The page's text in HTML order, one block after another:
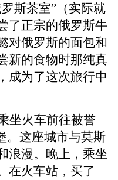
罗斯茶室” （实际就
了正宗的俄罗斯牛
对俄罗斯的面包和
新的食物时那纯真
，成为了这次旅行中
坐火车前往被誉
。这座城市与莫斯
浪漫。晚上，乘坐
在火车站，买了